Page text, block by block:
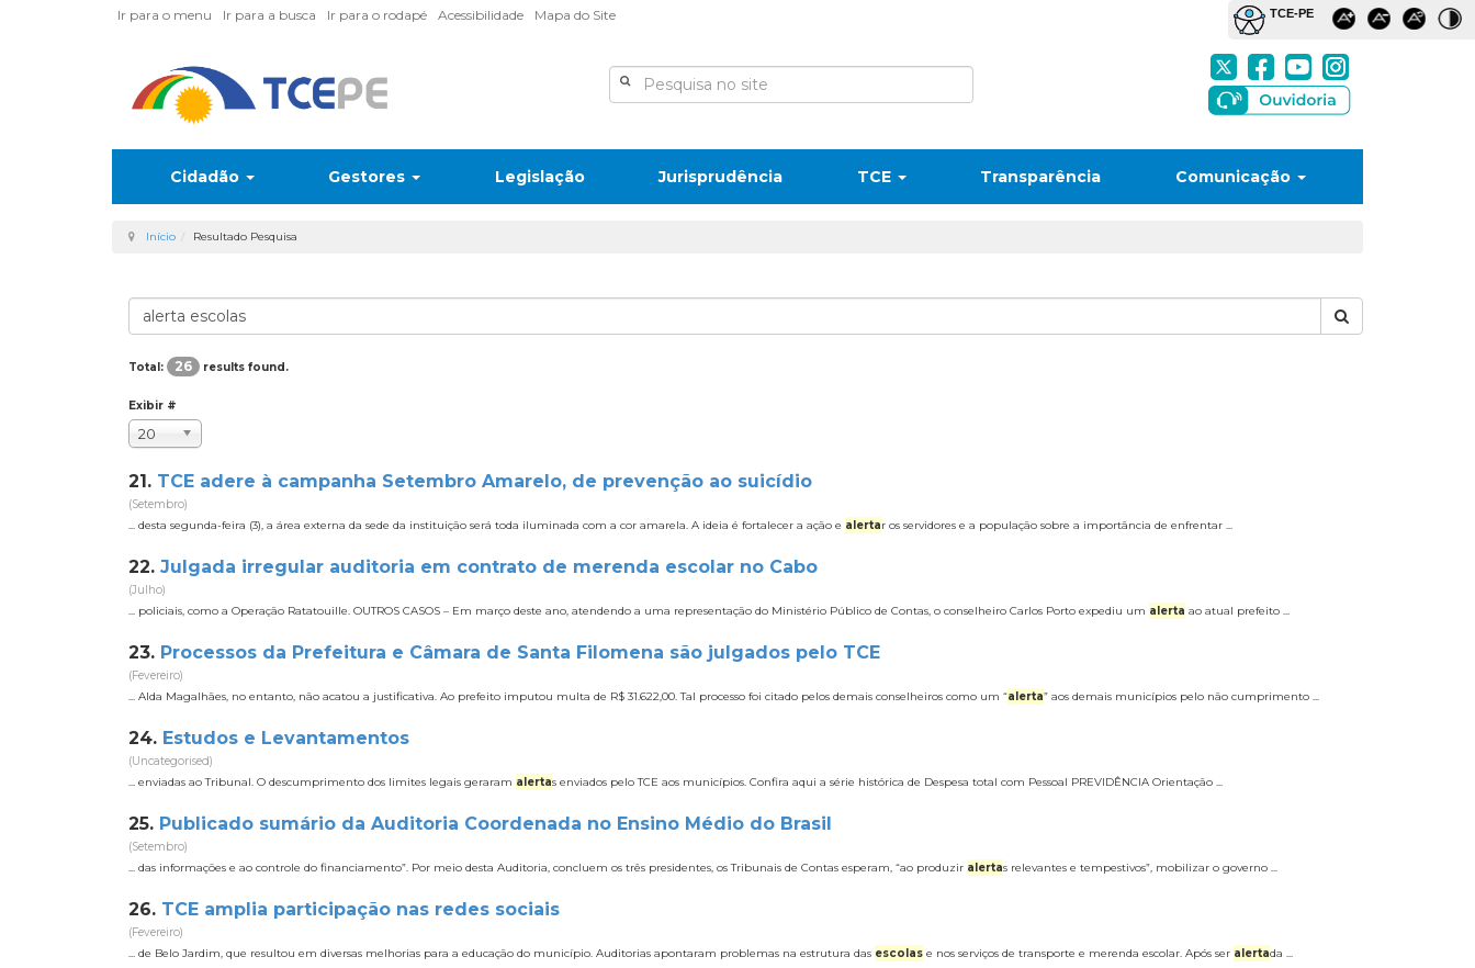
Ir para o menu Ir para a busca Ir para o rodapé Acessibilidade Mapa do Site
Cidadão Gestores Legislação Jurisprudência TCE Transparência Comunicação
Início Resultado Pesquisa
Total: 26 results found.
Exibir #
20
21. TCE adere à campanha Setembro Amarelo, de prevenção ao suicídio
(Setembro)
... desta segunda-feira (3), a área externa da sede da instituição será toda iluminada com a cor amarela. A ideia é fortalecer a ação e alertar os servidores e a população sobre a importância de enfrentar ...
22. Julgada irregular auditoria em contrato de merenda escolar no Cabo
(Julho)
... policiais, como a Operação Ratatouille. OUTROS CASOS – Em março deste ano, atendendo a uma representação do Ministério Público de Contas, o conselheiro Carlos Porto expediu um alerta ao atual prefeito ...
23. Processos da Prefeitura e Câmara de Santa Filomena são julgados pelo TCE
(Fevereiro)
... Alda Magalhães, no entanto, não acatou a justificativa. Ao prefeito imputou multa de R$ 31.622,00. Tal processo foi citado pelos demais conselheiros como um “alerta” aos demais municípios pelo não cumprimento ...
24. Estudos e Levantamentos
(Uncategorised)
... enviadas ao Tribunal. O descumprimento dos limites legais geraram alertas enviados pelo TCE aos municípios. Confira aqui a série histórica de Despesa total com Pessoal PREVIDÊNCIA Orientação ...
25. Publicado sumário da Auditoria Coordenada no Ensino Médio do Brasil
(Setembro)
... das informações e ao controle do financiamento”. Por meio desta Auditoria, concluem os três presidentes, os Tribunais de Contas esperam, “ao produzir alertas relevantes e tempestivos”, mobilizar o governo ...
26. TCE amplia participação nas ​redes sociais
(Fevereiro)
... de Belo Jardim, que resultou em diversas melhorias para a educação do município. Auditorias apontaram problemas na estrutura das escolas e nos serviços de transporte e merenda escolar. Após ser alertada ...